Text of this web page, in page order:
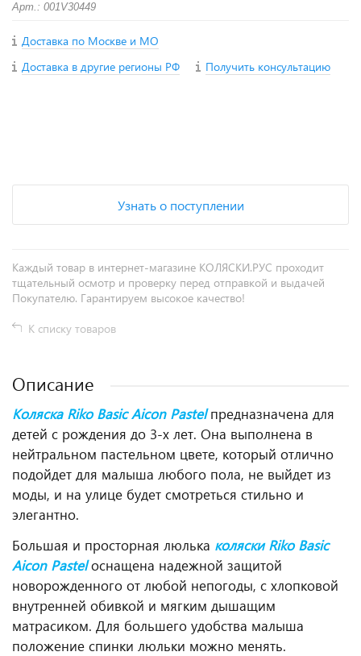
Арт.: 001V30449
Доставка по Москве и МО
Доставка в другие регионы РФ
Получить консультацию
Узнать о поступлении
Каждый товар в интернет-магазине КОЛЯСКИ.РУС проходит
тщательный осмотр и проверку перед отправкой и выдачей
Покупателю. Гарантируем высокое качество!
К списку товаров
Описание
Коляска Riko Basic Aicon Pastelпредназначена для
детей с рождения до 3-х лет. Она выполнена в
нейтральном пастельном цвете, который отлично
подойдет для малыша любого пола, не выйдет из
моды, и на улице будет смотреться стильно и
элегантно.
Большая и просторная люлька коляски Riko Basic
Aicon Pastel оснащена надежной защитой
новорожденного от любой непогоды, с хлопковой
внутренней обивкой и мягким дышащим
матрасиком. Для большего удобства малыша
положение спинки люльки можно менять.